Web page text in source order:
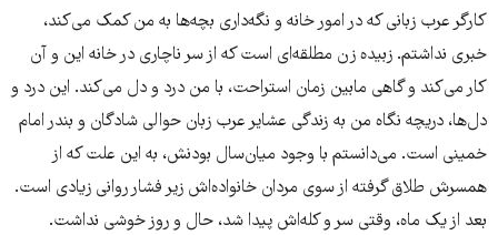
کارگر عرب زبانی که در امور خانه و نگه‌داری بچه‌ها به من کمک می‌کند،
خبری نداشتم. زبیده زن مطلقه‌ای است که از سر ناچاری در خانه این و آن
کار می‌کند و گاهی مابین زمان استراحت، با من درد و دل می‌کند. این درد و
دل‌ها، دریچه نگاه من به زندگی عشایر عرب زبان حوالی شادگان و بندر امام
خمینی است. می‌دانستم با وجود میان‌سال بودنش، به این علت که از
همسرش طلاق گرفته از سوی مردان خانواده‌اش زیر فشار روانی زیادی است.
بعد از یک ماه، وقتی سر و کله‌اش پیدا شد، حال و روز خوشی نداشت.